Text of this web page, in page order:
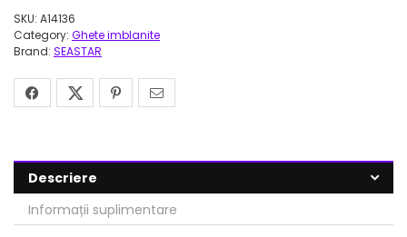
SKU: A14136
Category: Ghete imblanite
Brand: SEASTAR
Descriere
Informații suplimentare